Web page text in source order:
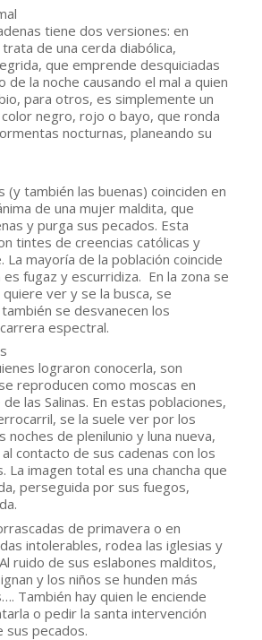
tiene dos versiones: en
de una cerda diabólica,
que emprende desquiciadas
de la noche causando el mal a quien
para otros, es simplemente un
negro, rojo o bayo, que ronda
nocturnas, planeando su
(y también las buenas) coinciden en
de una mujer maldita, que
y purga sus pecados. Esta
tintes de creencias católicas y
La mayoría de la población coincide
es fugaz y escurridiza.  En la zona se
ver y se la busca, se
se desvanecen los
espectral.
lograron conocerla, son
reproducen como moscas en
de las Salinas. En estas poblaciones,
se la suele ver por los
noches de plenilunio y luna nueva,
contacto de sus cadenas con los
La imagen total es una chancha que
perseguida por sus fuegos,
de primavera o en
intolerables, rodea las iglesias y
ruido de sus eslabones malditos,
y los niños se hunden más
También hay quien le enciende
o pedir la santa intervención
sus pecados.